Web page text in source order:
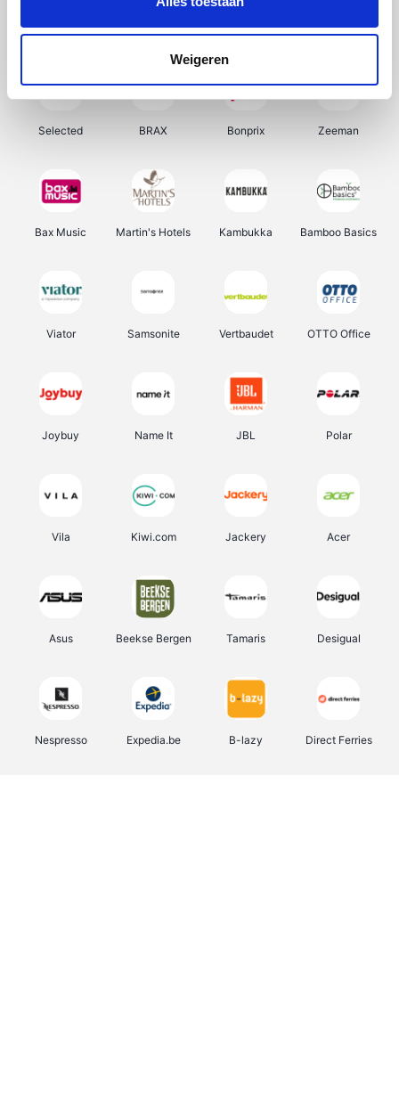
Weigeren
Samsung My Jewellery Delonghi Tennis Point
Selected BRAX Bonprix Zeeman
Bax Music Martin's Hotels Kambukka Bamboo Basics
Viator Samsonite Vertbaudet OTTO Office
Joybuy Name It JBL Polar
Vila Kiwi.com Jackery Acer
Asus Beekse Bergen Tamaris Desigual
Nespresso Expedia.be B-lazy Direct Ferries